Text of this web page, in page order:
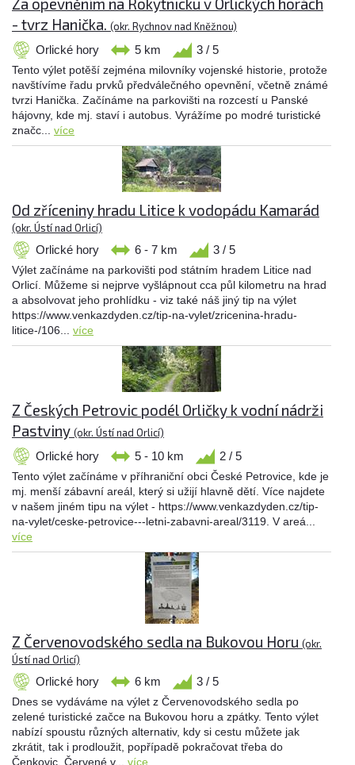
- tvrz Hanička. (okr. Rychnov nad Kněžnou)
Orlické hory 5 km 3 / 5
Tento výlet potěší zejména milovníky vojenské historie, protože
navštívíme řadu prvků předválečného opevnění, včetně známé
tvrzi Hanička. Začínáme na parkovišti na rozcestí u Panské
hájovny, kde mj. staví i autobus. Vyrážíme po modré turistické
značc... více
Od zříceniny hradu Litice k vodopádu Kamarád
(okr. Ústí nad Orlicí)
Orlické hory 6 - 7 km 3 / 5
Výlet začínáme na parkovišti pod státním hradem Litice nad
Orlicí. Můžeme si nejprve vyšlápnout cca půl kilometru na hrad
a absolvovat jeho prohlídku - viz také náš jiný tip na výlet
https://www.venkazdyden.cz/tip-na-vylet/zricenina-hradu-
litice-/106... více
Z Českých Petrovic podél Orličky k vodní nádrži
Pastviny (okr. Ústí nad Orlicí)
Orlické hory 5 - 10 km 2 / 5
Tento výlet začínáme v příhraniční obci České Petrovice, kde je
mj. menší zábavní areál, který si užijí hlavně dětí. Více najdete
v našem jiném tipu na výlet - https://www.venkazdyden.cz/tip-
na-vylet/ceske-petrovice---letni-zabavni-areal/3119. V areá...
více
Z Červenovodského sedla na Bukovou Horu (okr.
Ústí nad Orlicí)
Orlické hory 6 km 3 / 5
Dnes se vydáváme na výlet z Červenovodského sedla po
zelené turistické začce na Bukovou horu a zpátky. Tento výlet
nabízí spoustu různých alternativ, kdy si cestu můžete jak
zkrátit, tak i prodloužit, popřípadě pokračovat třeba do
Čenkovic, Červené v... více